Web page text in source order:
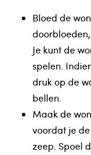
Bloed de
Je kunt de
spelen.
druk op de
bellen.
Maak de
voordat je
zeep. Spoel